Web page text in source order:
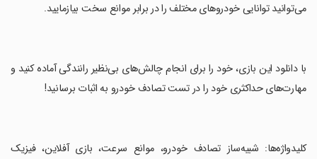
می‌توانید توانایی خودروهای مختلف را در برابر موانع سخت بیازمایید.
‏با دانلود این بازی، خود را برای انجام چالش‌های بی‌نظیر رانندگی آماده کنید و
مهارت‌های حداکثری خود را در تست تصادف خودرو به اثبات برسانید!
‏کلیدواژه‌ها: شبیه‌ساز تصادف خودرو، موانع سرعت، بازی آفلاین، فیزیک